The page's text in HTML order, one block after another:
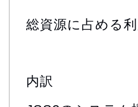
総資源に占める
内訳